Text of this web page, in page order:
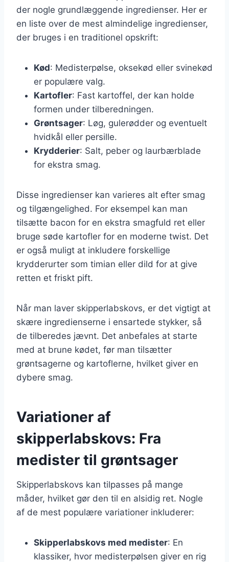
der nogle grundlæggende ingredienser. Her er
en liste over de mest almindelige ingredienser,
der bruges i en traditionel opskrift:
Kød: Medisterpølse, oksekød eller svinekød
er populære valg.
Kartofler: Fast kartoffel, der kan holde
formen under tilberedningen.
Grøntsager: Løg, gulerødder og eventuelt
hvidkål eller persille.
Krydderier: Salt, peber og laurbærblade
for ekstra smag.
Disse ingredienser kan varieres alt efter smag
og tilgængelighed. For eksempel kan man
tilsætte bacon for en ekstra smagfuld ret eller
bruge søde kartofler for en moderne twist. Det
er også muligt at inkludere forskellige
krydderurter som timian eller dild for at give
retten et friskt pift.
Når man laver skipperlabskovs, er det vigtigt at
skære ingredienserne i ensartede stykker, så
de tilberedes jævnt. Det anbefales at starte
med at brune kødet, før man tilsætter
grøntsagerne og kartoflerne, hvilket giver en
dybere smag.
Variationer af
skipperlabskovs: Fra
medister til grøntsager
Skipperlabskovs kan tilpasses på mange
måder, hvilket gør den til en alsidig ret. Nogle
af de mest populære variationer inkluderer:
Skipperlabskovs med medister: En
klassiker, hvor medisterpølsen giver en rig